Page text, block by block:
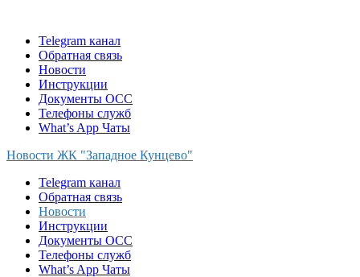
contentTelegram канал
Обратная связь
Новости
Инструкции
Документы ОСС
Телефоны служб
What’s App Чаты
Новости ЖК "Западное Кунцево"
Telegram канал
Обратная связь
Новости
Инструкции
Документы ОСС
Телефоны служб
What’s App Чаты